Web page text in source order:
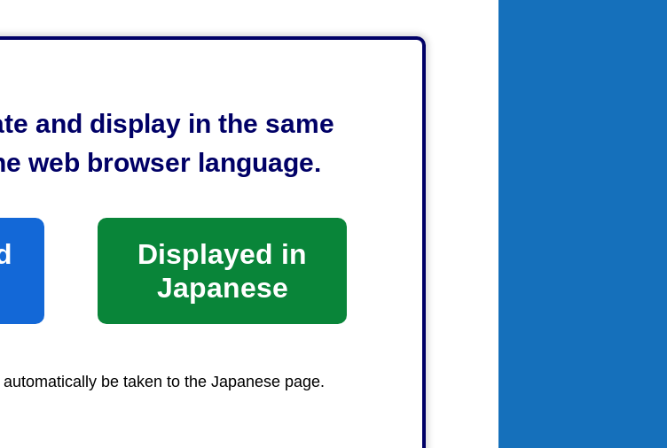
and display in the same
web browser language.
Displayed in
Japanese
be taken to the Japanese page.